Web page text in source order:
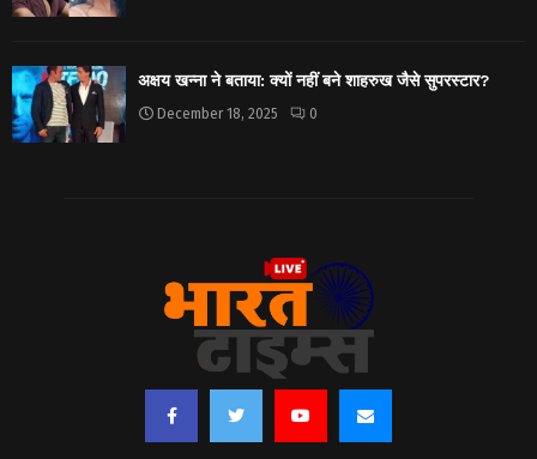
अक्षय खन्ना ने बताया: क्यों नहीं बने शाहरुख जैसे सुपरस्टार?
December 18, 2025 0